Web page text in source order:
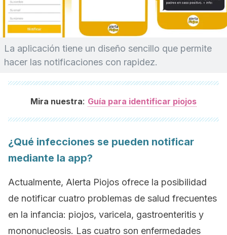
La aplicación tiene un diseño sencillo que permite
hacer las notificaciones con rapidez.
Mira nuestra: Guía para identificar piojos
¿Qué infecciones se pueden notificar
mediante la app?
Actualmente, Alerta Piojos ofrece la posibilidad
de notificar cuatro problemas de salud frecuentes
en la infancia: piojos, varicela, gastroenteritis y
mononucleosis. Las cuatro son enfermedades